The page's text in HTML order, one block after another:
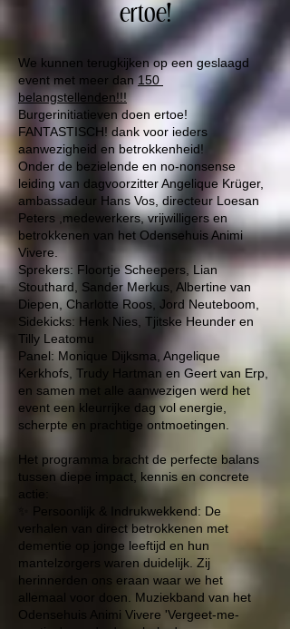
ertoe!
We kunnen terugkijken op een geslaagd
event met meer dan150
belangstellenden!!!
Burgerinitiatieven doen ertoe!
FANTASTISCH! dank voor ieders
aanwezigheid en betrokkenheid!
Onder de bezielende en no-nonsense
leiding van dagvoorzitterAngelique Krüger,
ambassadeur Hans Vos, directeur Loesan
Peters ,medewerkers, vrijwilligers en
betrokkenen van het Odensehuis Animi
Vivere.
Sprekers: Floortje Scheepers, Lian
Stouthard, Sander Merkus, Albertine van
Diepen, Charlotte Roos, Jord Neuteboom,
Sidekicks: Henk Nies, Tjitske Heunder en
Tilly Leatomu
Panel: Monique Dijksma, Angelique
Kerkhofs, Trudy Hartman en Geert van Erp,
en samen met alle aanwezigen werd het
event een kleurrijke dag vol energie,
scherpte en prachtige ontmoetingen.
Het programma bracht de perfecte balans
tussen diepe impact, kennis en concrete
actie:
✨ Persoonlijk & Indrukwekkend: De
verhalen van direct betrokkenen met
dementie op jonge leeftijd en hun
mantelzorgers waren duidelijk. Zij
herinnerden ons eraan waar we het
allemaal voor doen. Muziekband van het
Odensehuis Animi Vivere 'Vergeet-me-